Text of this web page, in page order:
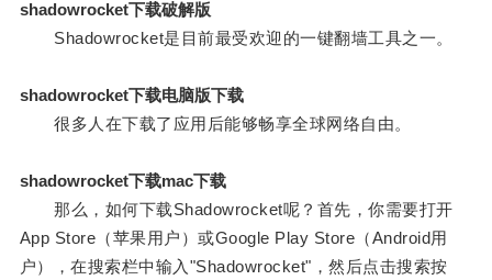
shadowrocket下载破解版
Shadowrocket是目前最受欢迎的一键翻墙工具之一。
shadowrocket下载电脑版下载
很多人在下载了应用后能够畅享全球网络自由。
shadowrocket下载mac下载
那么，如何下载Shadowrocket呢？首先，你需要打开
App Store（苹果用户）或Google Play Store（Android用
户），在搜索栏中输入"Shadowrocket"，然后点击搜索按